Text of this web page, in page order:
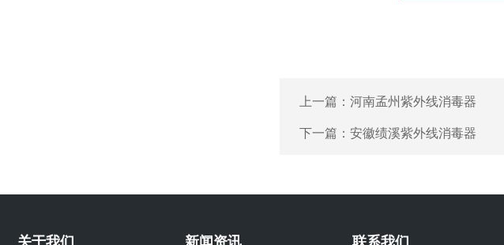
上一篇： 河南孟州紫外线消毒器
下一篇： 安徽绩溪紫外线消毒器
关于我们 新闻资讯 联系我们